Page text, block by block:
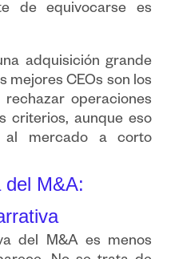
de equivocarse es
adquisición grande
mejores CEOs son los
operaciones
criterios, aunque eso
al mercado a corto
del M&A:
del M&A es menos